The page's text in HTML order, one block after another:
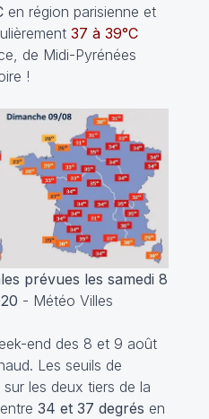
en région parisienne et
37 à 39°C
de Midi-Pyrénées
!
prévues les samedi 8
- Météo Villes
end des 8 et 9 août
Les seuils de
les deux tiers de la
34 et 37 degrés en